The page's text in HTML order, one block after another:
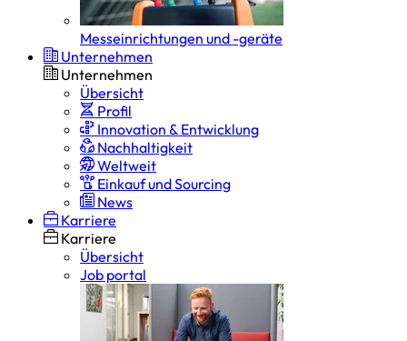
Messeinrichtungen und -geräte
Unternehmen
Unternehmen
Übersicht
Profil
Innovation & Entwicklung
Nachhaltigkeit
Weltweit
Einkauf und Sourcing
News
Karriere
Karriere
Übersicht
Job portal